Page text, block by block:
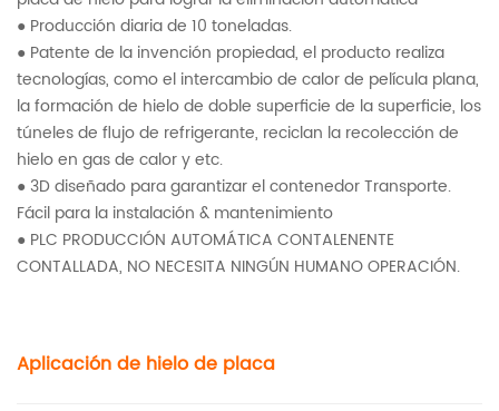
● Producción diaria de 10 toneladas.
● Patente de la invención propiedad, el producto realiza
tecnologías, como el intercambio de calor de película plana,
la formación de hielo de doble superficie de la superficie, los
túneles de flujo de refrigerante, reciclan la recolección de
hielo en gas de calor y etc.
● 3D diseñado para garantizar el contenedor Transporte.
Fácil para la instalación & mantenimiento
● PLC PRODUCCIÓN AUTOMÁTICA CONTALENENTE
CONTALLADA, NO NECESITA NINGÚN HUMANO OPERACIÓN.
Aplicación de hielo de placa